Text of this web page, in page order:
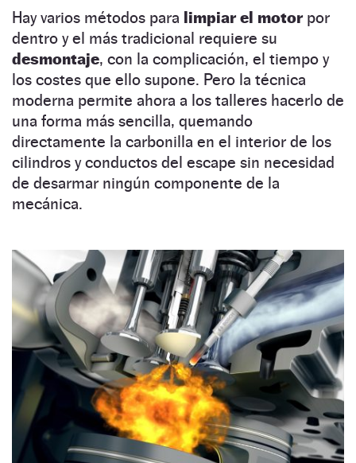
Hay varios métodos para limpiar el motorpor
dentro y el más tradicional requiere su
desmontaje, con la complicación, el tiempo y
los costes que ello supone. Pero la técnica
moderna permite ahora a los talleres hacerlo de
una forma más sencilla, quemando
directamente la carbonilla en el interior de los
cilindros y conductos del escape sin necesidad
de desarmar ningún componente de la
mecánica.